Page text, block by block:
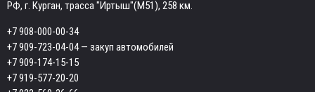
РФ, г. Курган, трасса "Иртыш"(М51), 258 км.
+7 908-000-00-34
+7 909-723-04-04— закуп автомобилей
+7 909-174-15-15
+7 919-577-20-20